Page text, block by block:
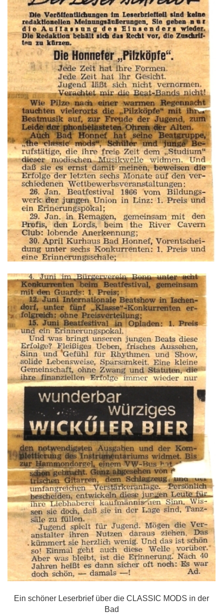
Ein schöner Leserbrief über die CLASSIC MODS in der
Bad